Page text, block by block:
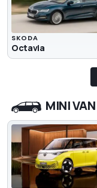
SKODA
Octavia
MINI VAN